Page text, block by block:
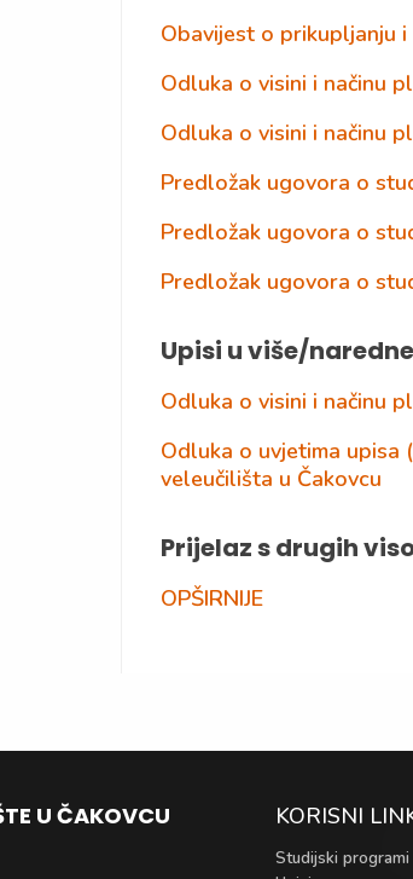
Obavijest o prikupljanju
Odluka o visini i načinu
Odluka o visini i načinu
Predložak ugovora o
Predložak ugovora o
Predložak ugovora o
Upisi u više/
Odluka o visini i načinu
Odluka o uvjetima upisa
veleučilišta u Čakovcu
Prijelaz s drugih
OPŠIRNIJE
U ČAKOVCU KORISNI
Studijski programi